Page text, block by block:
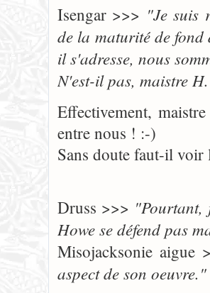
Isengar >>> "Je suis
de la maturité de
il s'adresse, nous
N'est-il pas, maistre
Effectivement,
entre nous ! :-)
Sans doute faut-il voir
Druss >>> "Pourtant,
Howe se défend pas
Misojacksonie aigue
aspect de son oeuvre."